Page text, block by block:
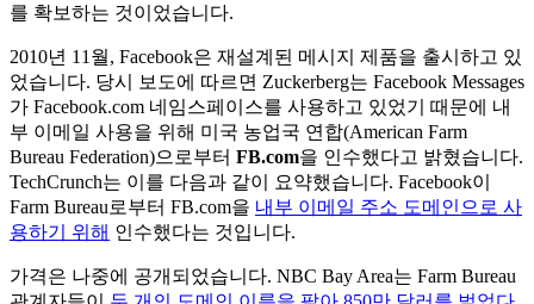
를 확보하는 것이었습니다.
2010년 11월, Facebook은 재설계된 메시지 제품을 출시하고 있
었습니다. 당시 보도에 따르면 Zuckerberg는 Facebook Messages
가 Facebook.com 네임스페이스를 사용하고 있었기 때문에 내
부 이메일 사용을 위해 미국 농업국 연합(American Farm
Bureau Federation)으로부터 FB.com을 인수했다고 밝혔습니다.
TechCrunch는 이를 다음과 같이 요약했습니다. Facebook이
Farm Bureau로부터 FB.com을 내부 이메일 주소 도메인으로 사
용하기 위해 인수했다는 것입니다.
가격은 나중에 공개되었습니다. NBC Bay Area는 Farm Bureau